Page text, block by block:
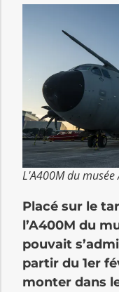
L'A400M du
Placé sur le
l’A400M du
pouvait
partir du 1er
monter dans